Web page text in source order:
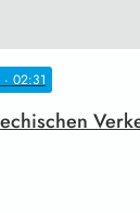
· 02:31